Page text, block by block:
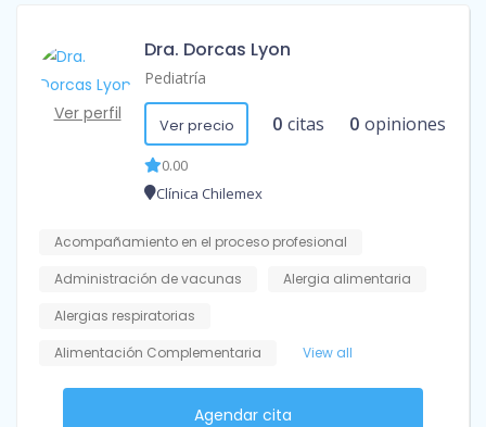
Ver perfil
Dra. Dorcas Lyon
Pediatría
Ver precio 0 citas 0 opiniones
0.00
Clínica Chilemex
Acompañamiento en el proceso profesional
Administración de vacunas
Alergia alimentaria
Alergias respiratorias
Alimentación Complementaria
View all
Agendar cita